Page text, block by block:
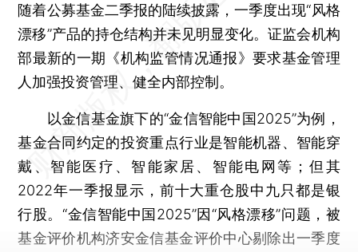
随着公募基金二季报的陆续披露，一季度出现“风格
漂移”产品的持仓结构并未见明显变化。证监会机构
部最新的一期《机构监管情况通报》要求基金管理
人加强投资管理、健全内部控制。
以金信基金旗下的“金信智能中国2025”为例，
基金合同约定的投资重点行业是智能机器、智能穿
戴、智能医疗、智能家居、智能电网等；但其
2022年一季报显示，前十大重仓股中九只都是银
行股。“金信智能中国2025”因“风格漂移”问题，被
基金评价机构济安金信基金评价中心剔除出一季度